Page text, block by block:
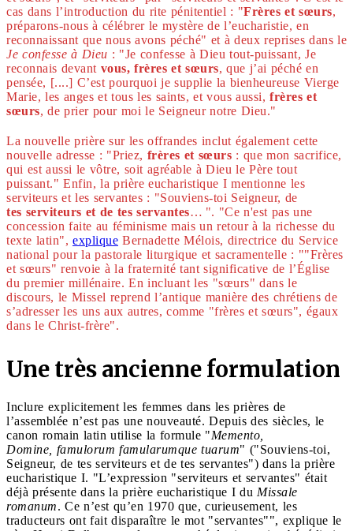
cas dans l’introduction du rite pénitentiel : "Frères et sœurs,
préparons-nous à célébrer le mystère de l’eucharistie, en
reconnaissant que nous avons péché" et à deux reprises dans le
Je confesse à Dieu : "Je confesse à Dieu tout-puissant, Je
reconnais devant vous, frères et sœurs, que j’ai péché en
pensée, [....] C’est pourquoi je supplie la bienheureuse Vierge
Marie, les anges et tous les saints, et vous aussi, frères et
sœurs, de prier pour moi le Seigneur notre Dieu."
La nouvelle prière sur les offrandes inclut également cette
nouvelle adresse : "Priez, frères et sœurs : que mon sacrifice,
qui est aussi le vôtre, soit agréable à Dieu le Père tout
puissant." Enfin, la prière eucharistique I mentionne les
serviteurs et les servantes : "Souviens-toi Seigneur, de
tes serviteurs et de tes servantes… ". "Ce n'est pas une
concession faite au féminisme mais un retour à la richesse du
texte latin", explique Bernadette Mélois, directrice du Service
national pour la pastorale liturgique et sacramentelle : ""Frères
et sœurs" renvoie à la fraternité tant significative de l’Église
du premier millénaire. En incluant les "sœurs" dans le
discours, le Missel reprend l’antique manière des chrétiens de
s’adresser les uns aux autres, comme "frères et sœurs", égaux
dans le Christ-frère".
Une très ancienne formulation
Inclure explicitement les femmes dans les prières de
l’assemblée n’est pas une nouveauté. Depuis des siècles, le
canon romain latin utilise la formule "Memento,
Domine, famulorum famularumque tuarum" ("Souviens-toi,
Seigneur, de tes serviteurs et de tes servantes") dans la prière
eucharistique I. "L’expression "serviteurs et servantes" était
déjà présente dans la prière eucharistique I du Missale
romanum. Ce n’est qu’en 1970 que, curieusement, les
traducteurs ont fait disparaître le mot "servantes"", explique le